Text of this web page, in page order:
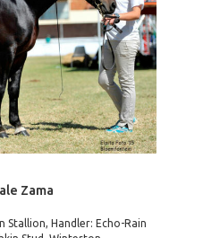
Zama
Stallion, Handler: Echo-Rain